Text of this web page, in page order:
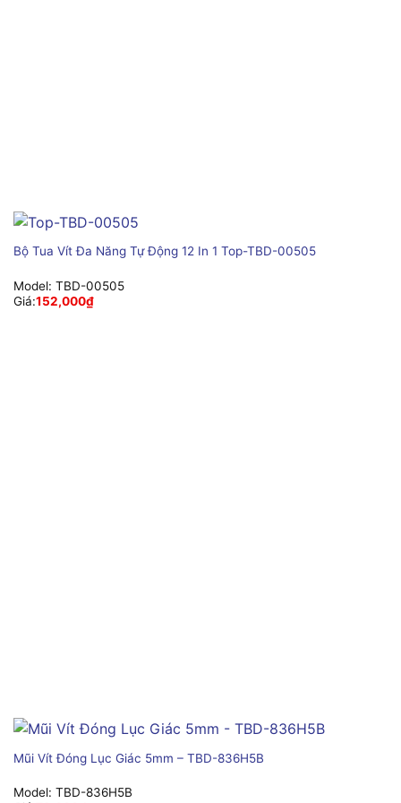
Bộ Tua Vít Đa Năng Tự Động 12 In 1 Top-TBD-00505
Model: TBD-00505
Giá:152,000₫
Mũi Vít Đóng Lục Giác 5mm – TBD-836H5B
Model: TBD-836H5B